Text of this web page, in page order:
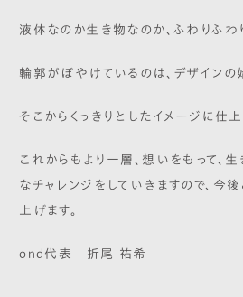
液体なのか生き物なのか、ふわりふわ
輪郭がぼやけているのは、デザインの
そこからくっきりとしたイメージに仕上
これからもより一層、想いをもって、
なチャレンジをしていきますので、今
上げます。
ond代表 折尾 祐希